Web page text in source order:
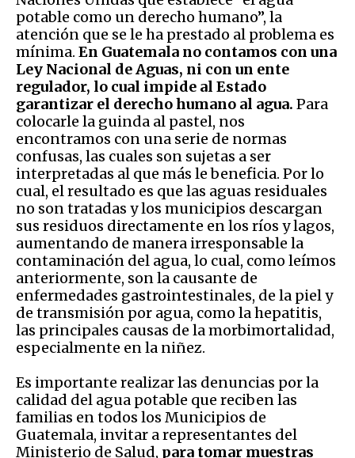
potable como un derecho humano”, la
atención que se le ha prestado al problema es
mínima. En Guatemala no contamos con una
Ley Nacional de Aguas, ni con un ente
regulador, lo cual impide al Estado
garantizar el derecho humano al agua. Para
colocarle la guinda al pastel, nos
encontramos con una serie de normas
confusas, las cuales son sujetas a ser
interpretadas al que más le beneficia. Por lo
cual, el resultado es que las aguas residuales
no son tratadas y los municipios descargan
sus residuos directamente en los ríos y lagos,
aumentando de manera irresponsable la
contaminación del agua, lo cual, como leímos
anteriormente, son la causante de
enfermedades gastrointestinales, de la piel y
de transmisión por agua, como la hepatitis,
las principales causas de la morbimortalidad,
especialmente en la niñez.
Es importante realizar las denuncias por la
calidad del agua potable que reciben las
familias en todos los Municipios de
Guatemala, invitar a representantes del
Ministerio de Salud, para tomar muestras